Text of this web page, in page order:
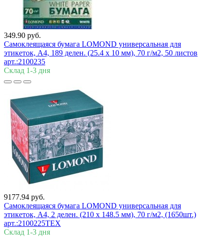
349.90 руб.
Самоклеящаяся бумага LOMOND универсальная для
этикеток, A4, 189 делен. (25.4 х 10 мм), 70 г/м2, 50 листов
арт.:2100235
Склад 1-3 дня
9177.94 руб.
Самоклеящаяся бумага LOMOND универсальная для
этикеток, A4, 2 делен. (210 x 148.5 мм), 70 г/м2, (1650шт.)
арт.:2100225ТЕХ
Склад 1-3 дня